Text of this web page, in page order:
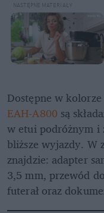
Dostępne w
EAH-A800 są
w etui podróżnym i
bliższe wyjazdy. W
znajdzie: adapter
3,5 mm, przewód
futerał oraz